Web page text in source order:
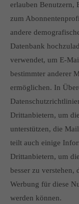
erlauben Benutzern,
zum
andere
Datenbank
verwendet, um E-
bestimmter anderer
ermöglichen. In
Drittanbietern, um
unterstützen, die
teilt auch einige
Drittanbietern, um
besser zu verstehen,
Werbung für diese
werden können.